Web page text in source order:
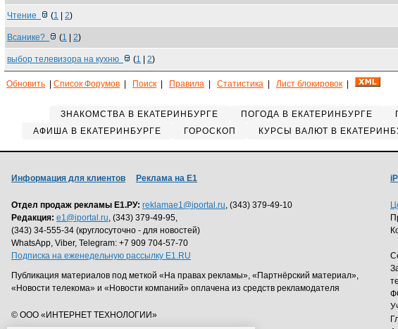
Чтение (1 2)
Всанике? (1 2)
выбор телевизора на кухню (1 2)
Обновить Список Форумов Поиск Правила Статистика Лист блокировок
ЗНАКОМСТВА В ЕКАТЕРИНБУРГЕ ПОГОДА В ЕКАТЕРИНБУРГЕ
АФИША В ЕКАТЕРИНБУРГЕ
ГОРОСКОП КУРСЫ ВАЛЮТ В
Информация для клиентов Реклама на Е1
Отдел продаж рекламы Е1.РУ: reklamae1@iportal.ru, (343) 379-49-10
Редакция: e1@iportal.ru, (343) 379-49-95,
(343) 34-555-34 (круглосуточно - для новостей)
WhatsApp, Viber, Telegram: +7 909 704-57-70
Подписка на еженедельную рассылку E1.RU
Публикация материалов под меткой «На правах рекламы», «Партнёрский материал»,
«Новости телекома» и «Новости компаний» оплачена из средств рекламодателя
© ООО «ИНТЕРНЕТ ТЕХНОЛОГИИ»